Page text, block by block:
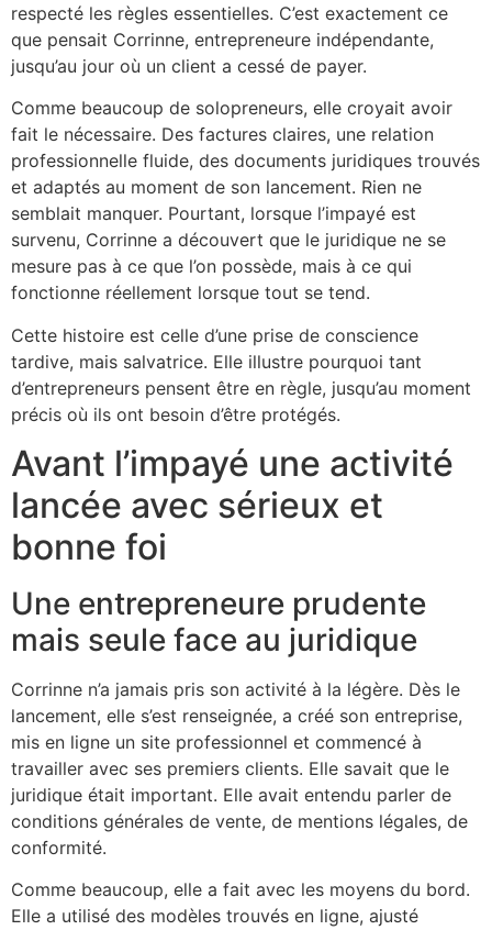
respecté les règles essentielles. C’est exactement ce
que pensait Corrinne, entrepreneure indépendante,
jusqu’au jour où un client a cessé de payer.
Comme beaucoup de solopreneurs, elle croyait avoir
fait le nécessaire. Des factures claires, une relation
professionnelle fluide, des documents juridiques trouvés
et adaptés au moment de son lancement. Rien ne
semblait manquer. Pourtant, lorsque l’impayé est
survenu, Corrinne a découvert que le juridique ne se
mesure pas à ce que l’on possède, mais à ce qui
fonctionne réellement lorsque tout se tend.
Cette histoire est celle d’une prise de conscience
tardive, mais salvatrice. Elle illustre pourquoi tant
d’entrepreneurs pensent être en règle, jusqu’au moment
précis où ils ont besoin d’être protégés.
Avant l’impayé une activité
lancée avec sérieux et
bonne foi
Une entrepreneure prudente
mais seule face au juridique
Corrinne n’a jamais pris son activité à la légère. Dès le
lancement, elle s’est renseignée, a créé son entreprise,
mis en ligne un site professionnel et commencé à
travailler avec ses premiers clients. Elle savait que le
juridique était important. Elle avait entendu parler de
conditions générales de vente, de mentions légales, de
conformité.
Comme beaucoup, elle a fait avec les moyens du bord.
Elle a utilisé des modèles trouvés en ligne, ajusté